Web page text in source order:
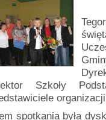
Szkoły
spotkania była